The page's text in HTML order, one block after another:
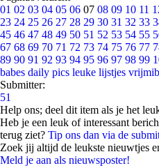
01 02 03 04 05 06 07 08 09 10 11
23 24 25 26 27 28 29 30 31 32 33
45 46 47 48 49 50 51 52 53 54 55
67 68 69 70 71 72 73 74 75 76 77
89 90 91 92 93 94 95 96 97 98 99
babes daily pics leuke lijstjes
Submitter:
51
Help ons; deel dit item als je het
Heb je een leuk of interessant
terug ziet? Tip ons dan via de
Zoek jij altijd de leukste nieuwtjes
Meld je aan als nieuwsposter!